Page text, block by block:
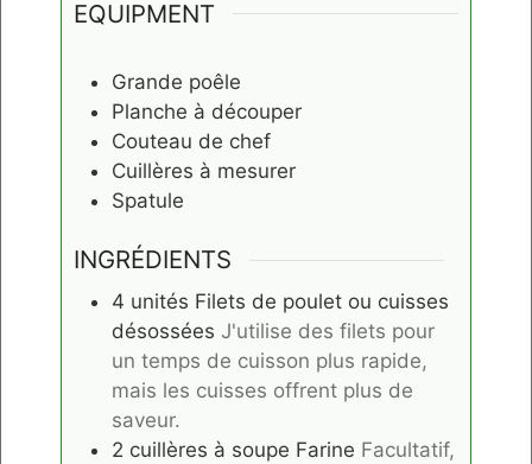
EQUIPMENT
Grande poêle
Planche à découper
Couteau de chef
Cuillères à mesurer
Spatule
INGRÉDIENTS
4 unités Filets de poulet ou cuisses
désossées J'utilise des filets pour
un temps de cuisson plus rapide,
mais les cuisses offrent plus de
saveur.
2 cuillères à soupe Farine Facultatif,